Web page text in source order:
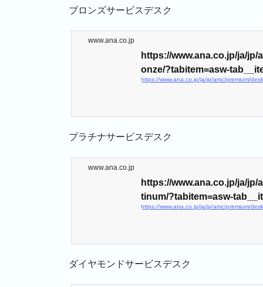
ブロンズサービスデスク
www.ana.co.jp
https://www.ana.co.jp/ja/
onze/?tabitem=asw-
プラチナサービスデスク
www.ana.co.jp
https://www.ana.co.jp/ja/
tinum/?tabitem=asw-
ダイヤモンドサービスデスク